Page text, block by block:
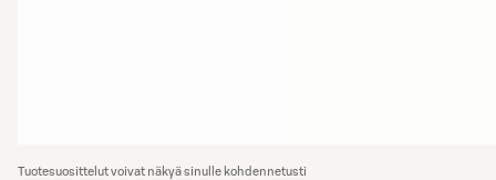
Tuotesuosittelut voivat näkyä sinulle kohdennetusti